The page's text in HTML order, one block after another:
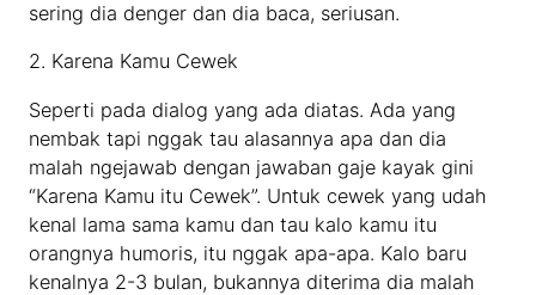
sering dia denger dan dia baca, seriusan.
2. Karena Kamu Cewek
Seperti pada dialog yang ada diatas. Ada yang
nembak tapi nggak tau alasannya apa dan dia
malah ngejawab dengan jawaban gaje kayak gini
“Karena Kamu itu Cewek”. Untuk cewek yang udah
kenal lama sama kamu dan tau kalo kamu itu
orangnya humoris, itu nggak apa-apa. Kalo baru
kenalnya 2-3 bulan, bukannya diterima dia malah